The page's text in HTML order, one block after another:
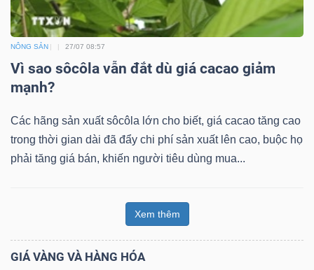
NÔNG SẢN 27/07 08:57
Vì sao sôcôla vẫn đắt dù giá cacao giảm
mạnh?
Các hãng sản xuất sôcôla lớn cho biết, giá cacao tăng cao
trong thời gian dài đã đẩy chi phí sản xuất lên cao, buộc họ
phải tăng giá bán, khiến người tiêu dùng mua...
Xem thêm
GIÁ VÀNG VÀ HÀNG HÓA